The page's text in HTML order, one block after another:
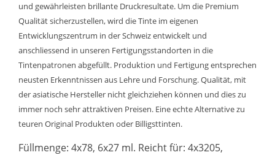
und gewährleisten brillante Druckresultate. Um die Premium
Qualität sicherzustellen, wird die Tinte im eigenen
Entwicklungszentrum in der Schweiz entwickelt und
anschliessend in unseren Fertigungsstandorten in die
Tintenpatronen abgefüllt. Produktion und Fertigung entsprechen
neusten Erkenntnissen aus Lehre und Forschung. Qualität, mit
der asiatische Hersteller nicht gleichziehen können und dies zu
immer noch sehr attraktiven Preisen. Eine echte Alternative zu
teuren Original Produkten oder Billigsttinten.
Füllmenge: 4x78, 6x27 ml. Reicht für: 4x3205,